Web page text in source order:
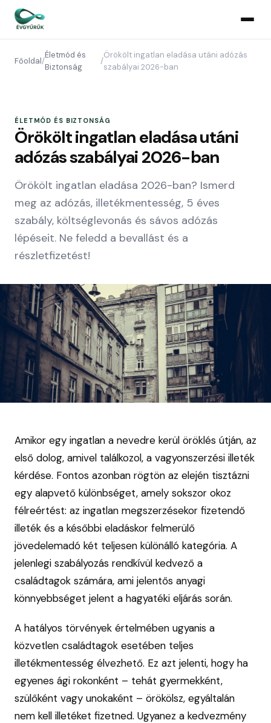
Főoldal/
Életmód és
Biztonság
/
Örökölt ingatlan eladása utáni adózás
szabályai 2026-ban
ÉLETMÓD ÉS BIZTONSÁG
Örökölt ingatlan eladása utáni
adózás szabályai 2026-ban
Örökölt ingatlan eladása 2026-ban? Ismerd
meg az adózás, illetékmentesség, 5 éves
szabály, költséglevonás és sávos adózás
lépéseit. Ne feledd a bevallást és a
részletfizetést!
Amikor egy ingatlan a nevedre kerül öröklés útján, az
első dolog, amivel találkozol, a vagyonszerzési illeték
kérdése. Fontos azonban rögtön az elején tisztázni
egy alapvető különbséget, amely sokszor okoz
félreértést: az ingatlan megszerzésekor fizetendő
illeték és a későbbi eladáskor felmerülő
jövedelemadó két teljesen különálló kategória. A
jelenlegi szabályozás rendkívül kedvező a
családtagok számára, ami jelentős anyagi
könnyebbséget jelent a hagyatéki eljárás során.
A hatályos törvények értelmében ugyanis a
közvetlen családtagok esetében teljes
illetékmentesség élvezhető. Ez azt jelenti, hogy ha
egyenes ági rokonként – tehát gyermekként,
szülőként vagy unokaként – örökölsz, egyáltalán
nem kell illetéket fizetned. Ugyanez a kedvezmény